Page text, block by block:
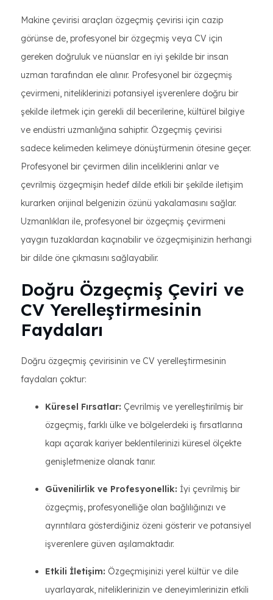
Makine çevirisi araçları özgeçmiş çevirisi için cazip
görünse de, profesyonel bir özgeçmiş veya CV için
gereken doğruluk ve nüanslar en iyi şekilde bir insan
uzman tarafından ele alınır. Profesyonel bir özgeçmiş
çevirmeni, niteliklerinizi potansiyel işverenlere doğru bir
şekilde iletmek için gerekli dil becerilerine, kültürel bilgiye
ve endüstri uzmanlığına sahiptir. Özgeçmiş çevirisi
sadece kelimeden kelimeye dönüştürmenin ötesine geçer.
Profesyonel bir çevirmen dilin inceliklerini anlar ve
çevrilmiş özgeçmişin hedef dilde etkili bir şekilde iletişim
kurarken orijinal belgenizin özünü yakalamasını sağlar.
Uzmanlıkları ile, profesyonel bir özgeçmiş çevirmeni
yaygın tuzaklardan kaçınabilir ve özgeçmişinizin herhangi
bir dilde öne çıkmasını sağlayabilir.
Doğru Özgeçmiş Çeviri ve
CV Yerelleştirmesinin
Faydaları
Doğru özgeçmiş çevirisinin ve CV yerelleştirmesinin
faydaları çoktur:
Küresel Fırsatlar: Çevrilmiş ve yerelleştirilmiş bir
özgeçmiş, farklı ülke ve bölgelerdeki iş fırsatlarına
kapı açarak kariyer beklentilerinizi küresel ölçekte
genişletmenize olanak tanır.
Güvenilirlik ve Profesyonellik: İyi çevrilmiş bir
özgeçmiş, profesyonelliğe olan bağlılığınızı ve
ayrıntılara gösterdiğiniz özeni gösterir ve potansiyel
işverenlere güven aşılamaktadır.
Etkili İletişim: Özgeçmişinizi yerel kültür ve dile
uyarlayarak, niteliklerinizin ve deneyimlerinizin etkili